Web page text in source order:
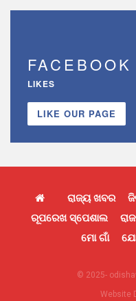
FACEBOOK
LIKES
LIKE OUR PAGE
ରାଜ୍ୟ ଖବର
ରୂପରେଖ ସ୍ପେଶାଲ
ମୋ ଗାଁ
© 2025-
Website